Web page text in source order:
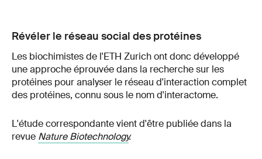
Révéler le réseau social des protéines
Les biochimistes de l'ETH Zurich ont donc développé
une approche éprouvée dans la recherche sur les
protéines pour analyser le réseau d'interaction complet
des protéines, connu sous le nom d'interactome.
L'étude correspondante vient d'être publiée dans la
revue Nature Biotechnology.